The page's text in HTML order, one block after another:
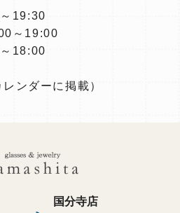
19:30
～19:00
18:00
レンダーに掲載）
国分寺店